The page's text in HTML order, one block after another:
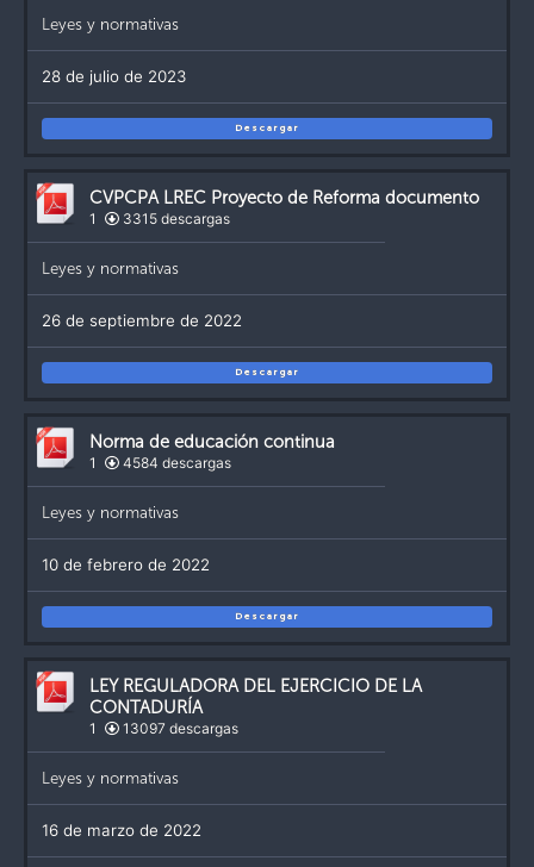
Leyes y normativas
28 de julio de 2023
Descargar
CVPCPA LREC Proyecto de Reforma documento
1 3315 descargas
Leyes y normativas
26 de septiembre de 2022
Descargar
Norma de educación continua
1 4584 descargas
Leyes y normativas
10 de febrero de 2022
Descargar
LEY REGULADORA DEL EJERCICIO DE LA
CONTADURÍA
1 13097 descargas
Leyes y normativas
16 de marzo de 2022